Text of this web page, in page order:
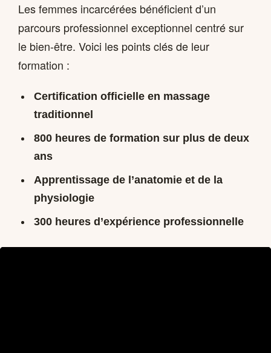
Les femmes incarcérées bénéficient d’un
parcours professionnel exceptionnel centré sur
le bien-être. Voici les points clés de leur
formation :
Certification officielle en massage
traditionnel
800 heures de formation sur plus de deux
ans
Apprentissage de l’anatomie et de la
physiologie
300 heures d’expérience professionnelle